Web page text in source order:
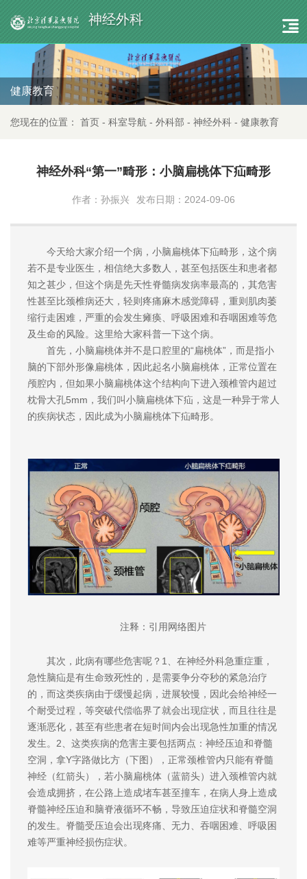
神经外科
健康教育
您现在的位置： 首页 - 科室导航 - 外科部 - 神经外科 - 健康教育
神经外科“第一”畸形：小脑扁桃体下疝畸形
作者：孙振兴 发布日期：2024-09-06
今天给大家介绍一个病，小脑扁桃体下疝畸形，这个病
若不是专业医生，相信绝大多数人，甚至包括医生和患者都
知之甚少，但这个病是先天性脊髓病发病率最高的，其危害
性甚至比颈椎病还大，轻则疼痛麻木感觉障碍，重则肌肉萎
缩行走困难，严重的会发生瘫痪、呼吸困难和吞咽困难等危
及生命的风险。这里给大家科普一下这个病。
首先，小脑扁桃体并不是口腔里的“扁桃体”，而是指小
脑的下部外形像扁桃体，因此起名小脑扁桃体，正常位置在
颅腔内，但如果小脑扁桃体这个结构向下进入颈椎管内超过
枕骨大孔5mm，我们叫小脑扁桃体下疝，这是一种异于常人
的疾病状态，因此成为小脑扁桃体下疝畸形。
注释：引用网络图片
其次，此病有哪些危害呢？1、在神经外科急重症重，
急性脑疝是有生命致死性的，是需要争分夺秒的紧急治疗
的，而这类疾病由于缓慢起病，进展较慢，因此会给神经一
个耐受过程，等突破代偿临界了就会出现症状，而且往往是
逐渐恶化，甚至有些患者在短时间内会出现急性加重的情况
发生。2、这类疾病的危害主要包括两点：神经压迫和脊髓
空洞，拿Y字路做比方（下图），正常颈椎管内只能有脊髓
神经（红箭头），若小脑扁桃体（蓝箭头）进入颈椎管内就
会造成拥挤，在公路上造成堵车甚至撞车，在病人身上造成
脊髓神经压迫和脑脊液循环不畅，导致压迫症状和脊髓空洞
的发生。脊髓受压迫会出现疼痛、无力、吞咽困难、呼吸困
难等严重神经损伤症状。